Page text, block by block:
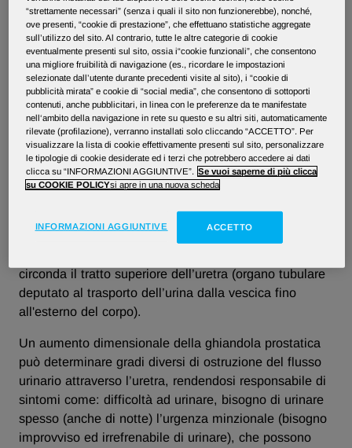
Ipertrofia prostatica benigna
L’ipertrofia prostatica benigna è una condizione che
affligge comunemente i soggetti di sesso maschile
sopra i 50 anni di età ed è caratterizzata da un
aumento delle dimensioni della ghiandola prostatica,
dovuto ad un aumento numerico delle cellule
prostatiche, non relazionabile alla presenza di malattie
La ghiandola prostatica, di forma rotondeggiante, si
circonda il tratto superiore dell’uretra (organo tubulare
deputato al trasporto dell’urina dalla vescica fino
all'esterno del corpo).
Un aumento dimensionale della ghiandola prostatica
può determinare gradi diversi di ostruzione del flusso
urinario attraverso l’uretra, rendendosi responsabile di
sintomi come: difficoltà ad urinare, bisogno di urinare
spesso (anche di notte) l’urgenza minzionale (bisogno
improvviso ed irrefrenabile di urinare), che possono
“strettamente necessari” (senza i quali il sito non funzionerebbe), nonché,
ove presenti, “cookie di prestazione”, che effettuano statistiche aggregate
sull’utilizzo del sito. Al contrario, tutte le altre categorie di cookie
eventualmente presenti sul sito, ossia i“cookie funzionali”, che consentono
una migliore fruibilità di navigazione (es., ricordare le impostazioni
selezionate dall’utente durante precedenti visite al sito), i “cookie di
pubblicità mirata” e cookie di “social media”, che consentono di sottoporti
contenuti, anche pubblicitari, in linea con le preferenze da te manifestate
nell‘ambito della navigazione in rete su questo e su altri siti, automaticamente
rilevate (profilazione), verranno installati solo cliccando “ACCETTO”. Per
visualizzare la lista di cookie effettivamente presenti sul sito, personalizzare
le tipologie di cookie desiderate ed i terzi che potrebbero accedere ai dati
clicca su “INFORMAZIONI AGGIUNTIVE”. Se vuoi saperne di più clicca
su COOKIE POLICYsi apre in una nuova scheda
INFORMAZIONI AGGIUNTIVE ACCETTO